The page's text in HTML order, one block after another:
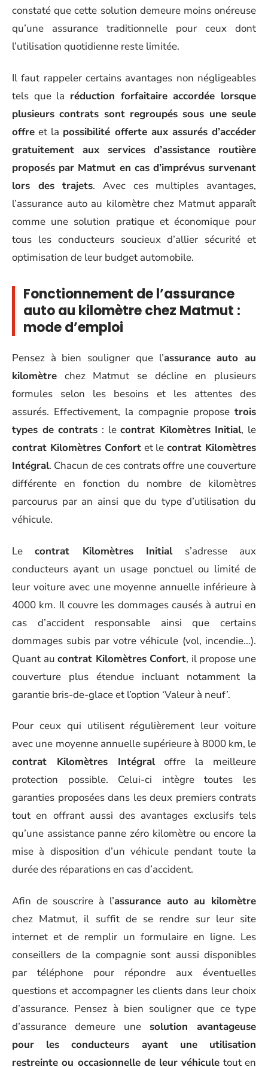
constaté que cette solution demeure moins onéreuse
qu’une assurance traditionnelle pour ceux dont
l’utilisation quotidienne reste limitée.
Il faut rappeler certains avantages non négligeables
tels que la réduction forfaitaire accordée lorsque
plusieurs contrats sont regroupés sous une seule
offre et la possibilité offerte aux assurés d’accéder
gratuitement aux services d’assistance routière
proposés par Matmut en cas d’imprévus survenant
lors des trajets. Avec ces multiples avantages,
l’assurance auto au kilomètre chez Matmut apparaît
comme une solution pratique et économique pour
tous les conducteurs soucieux d’allier sécurité et
optimisation de leur budget automobile.
Fonctionnement de l’assurance
auto au kilomètre chez Matmut :
mode d’emploi
Pensez à bien souligner que l’assurance auto au
kilomètre chez Matmut se décline en plusieurs
formules selon les besoins et les attentes des
assurés. Effectivement, la compagnie propose trois
types de contrats : lecontrat Kilomètres Initial, le
contrat Kilomètres Confortet lecontrat Kilomètres
Intégral. Chacun de ces contrats offre une couverture
différente en fonction du nombre de kilomètres
parcourus par an ainsi que du type d’utilisation du
véhicule.
Lecontrat Kilomètres Initials’adresse aux
conducteurs ayant un usage ponctuel ou limité de
leur voiture avec une moyenne annuelle inférieure à
4000 km. Il couvre les dommages causés à autrui en
cas d’accident responsable ainsi que certains
dommages subis par votre véhicule (vol, incendie…).
Quant aucontrat Kilomètres Confort, il propose une
couverture plus étendue incluant notamment la
garantie bris-de-glace et l’option ‘Valeur à neuf’.
Pour ceux qui utilisent régulièrement leur voiture
avec une moyenne annuelle supérieure à 8000 km, le
contrat Kilomètres Intégraloffre la meilleure
protection possible. Celui-ci intègre toutes les
garanties proposées dans les deux premiers contrats
tout en offrant aussi des avantages exclusifs tels
qu’une assistance panne zéro kilomètre ou encore la
mise à disposition d’un véhicule pendant toute la
durée des réparations en cas d’accident.
Afin de souscrire à l’assurance auto au kilomètre
chez Matmut, il suffit de se rendre sur leur site
internet et de remplir un formulaire en ligne. Les
conseillers de la compagnie sont aussi disponibles
par téléphone pour répondre aux éventuelles
questions et accompagner les clients dans leur choix
d’assurance. Pensez à bien souligner que ce type
d’assurance demeure une solution avantageuse
pour les conducteurs ayant une utilisation
restreinte ou occasionnelle de leur véhicule tout en